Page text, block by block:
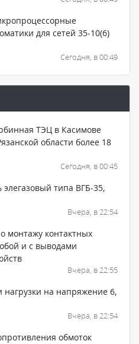
для сетей 35-10(6)
Сегодня, в 00:49
ТЭЦ в Касимове
области более 18
Сегодня, в 00:45
типа ВГБ-35,
Вчера, в 22:54
монтажу контактных
и с выводами
Вчера, в 22:55
на напряжение 6,
Вчера, в 22:54
обмоток